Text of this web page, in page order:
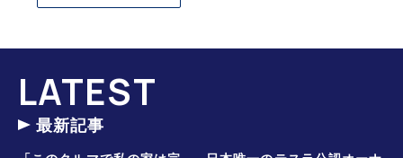
LATEST
最新記事